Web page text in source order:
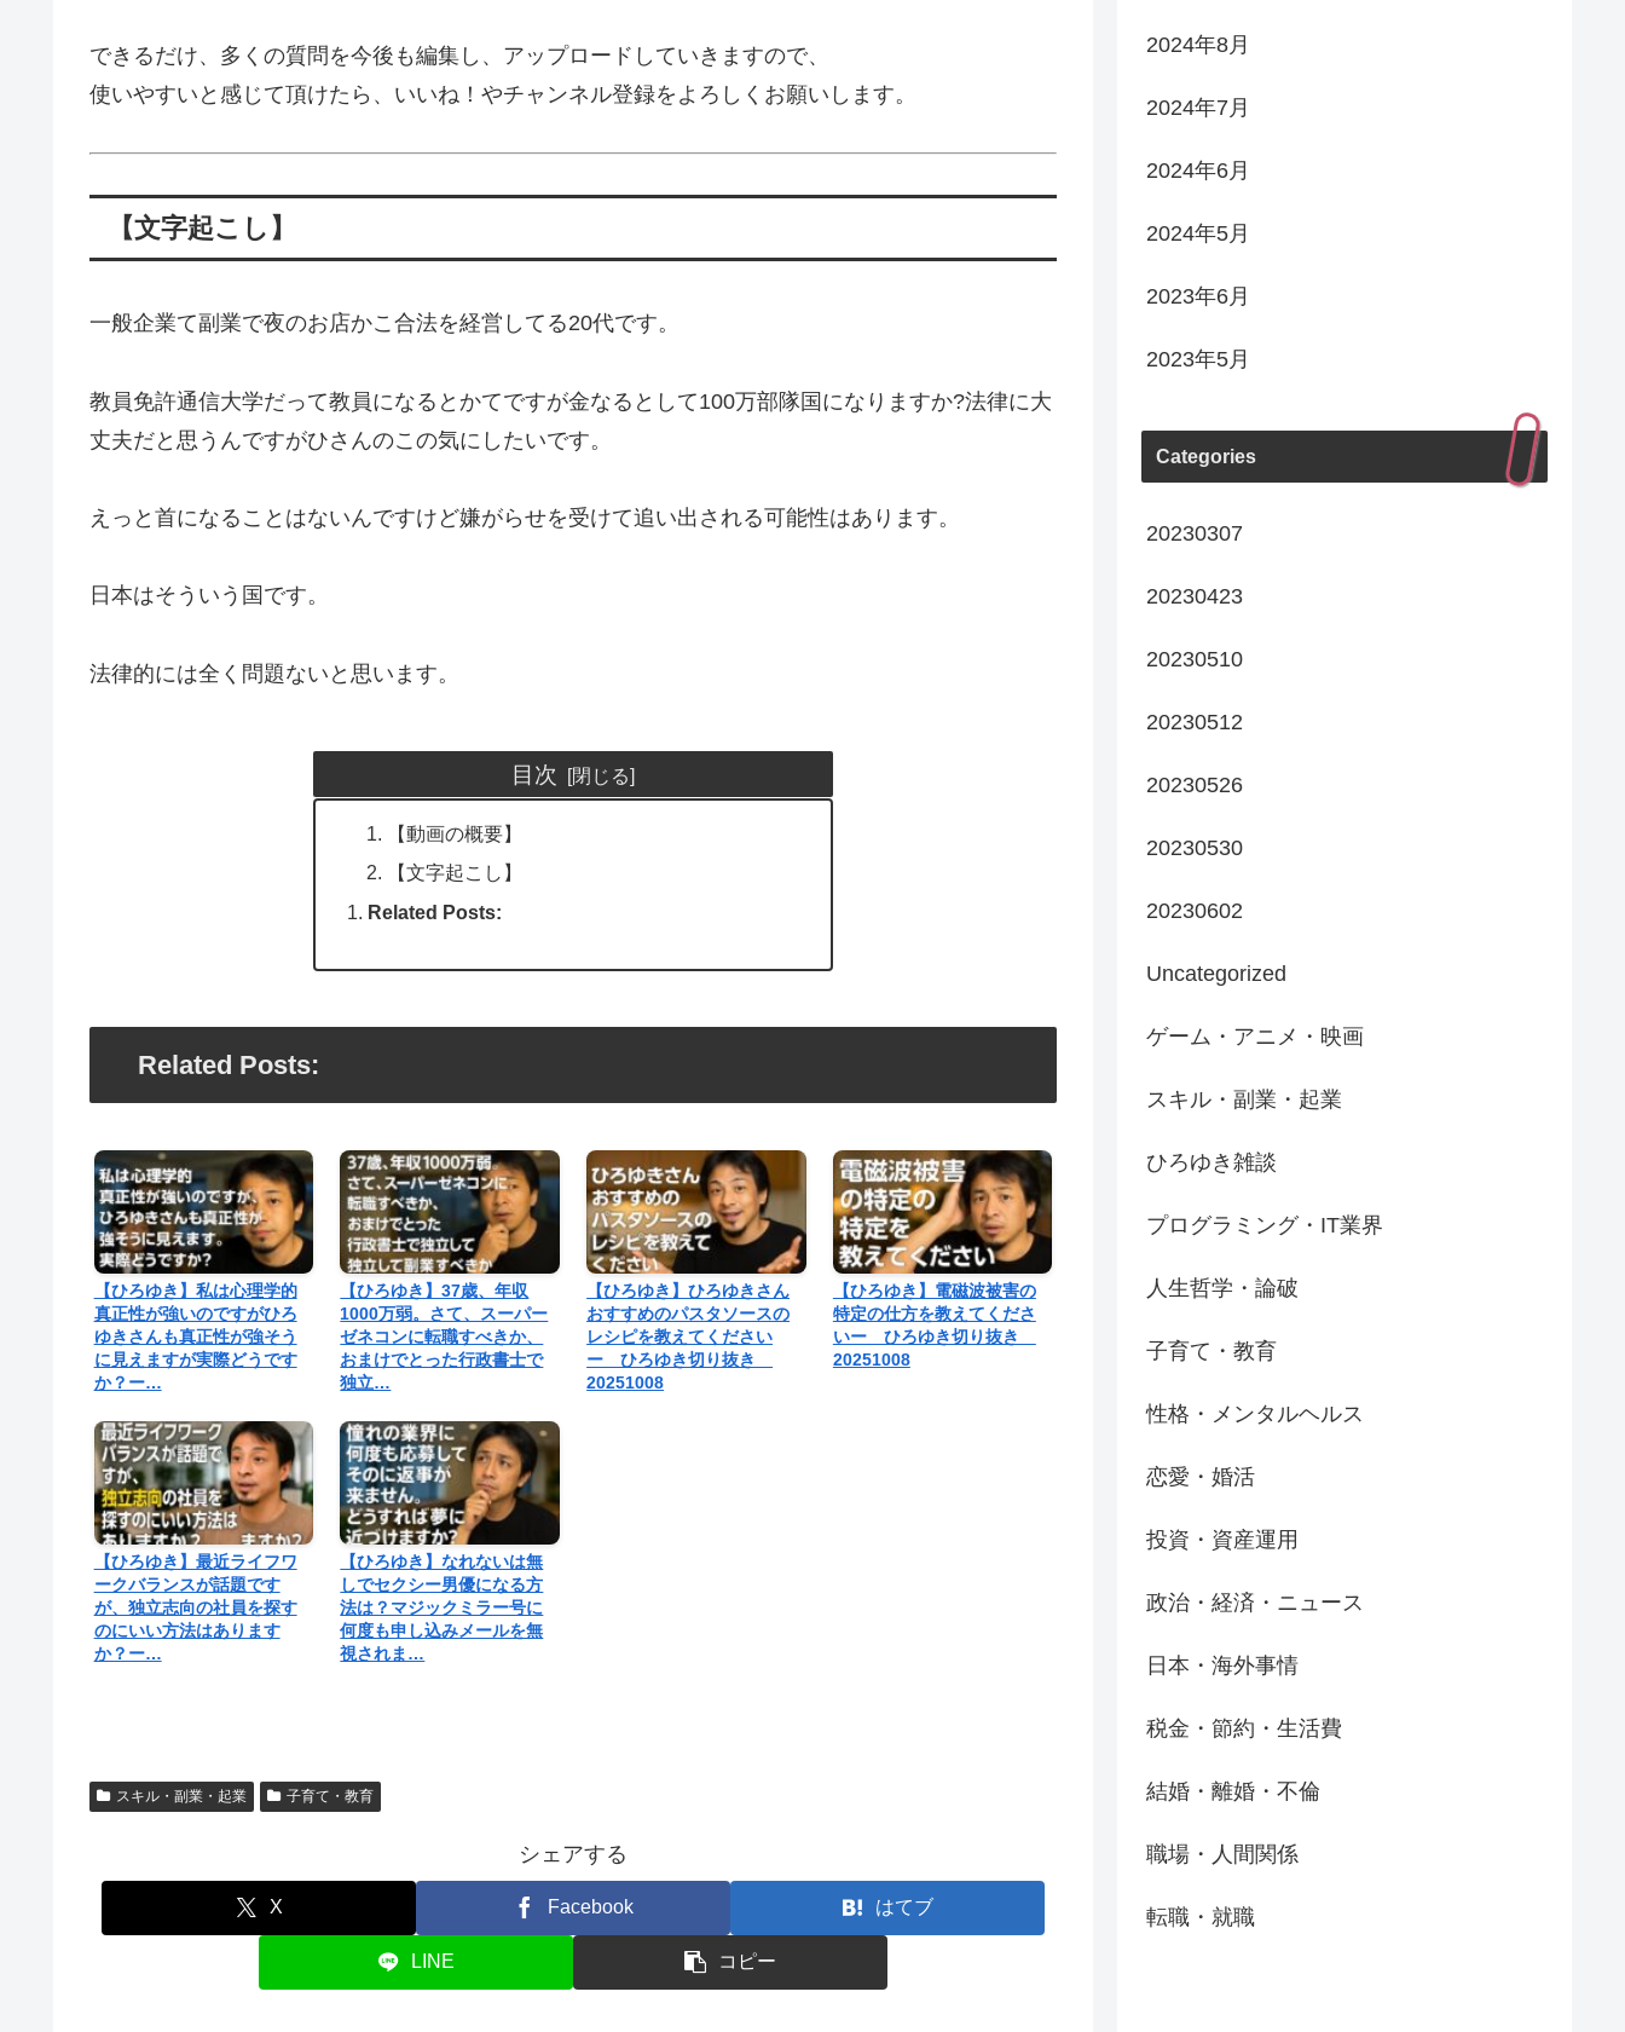
できるだけ、多くの質問を今後も編集し、アップロードしていきますので、
使いやすいと感じて頂けたら、いいね！やチャンネル登録をよろしくお願いします。
【文字起こし】
一般企業て副業で夜のお店かこ合法を経営してる20代です。
教員免許通信大学だって教員になるとかてですが金なるとして100万部隊国になりますか?法律に大
丈夫だと思うんですがひさんのこの気にしたいです。
えっと首になることはないんですけど嫌がらせを受けて追い出される可能性はあります。
日本はそういう国です。
法律的には全く問題ないと思います。
目次
【動画の概要】
【文字起こし】
Related Posts:
Related Posts:
【ひろゆき】私は心理学的
真正性が強いのですがひろ
ゆきさんも真正性が強そう
に見えますが実際どうです
か？ー…
【ひろゆき】37歳、年収
1000万弱。さて、スーパー
ゼネコンに転職すべきか、
おまけでとった行政書士で
独立…
【ひろゆき】ひろゆきさん
おすすめのパスタソースの
レシピを教えてください
ー ひろゆき切り抜き
20251008
【ひろゆき】電磁波被害の
特定の仕方を教えてくださ
いー ひろゆき切り抜き
20251008
【ひろゆき】最近ライフワ
ークバランスが話題です
が、独立志向の社員を探す
のにいい方法はあります
か？ー…
【ひろゆき】なれないは無
しでセクシー男優になる方
法は？マジックミラー号に
何度も申し込みメールを無
視されま…
スキル・副業・起業 子育て・教育
シェアする
X Facebook はてブ
LINE コピー
2024年8月
2024年7月
2024年6月
2024年5月
2023年6月
2023年5月
Categories
20230307
20230423
20230510
20230512
20230526
20230530
20230602
Uncategorized
ゲーム・アニメ・映画
スキル・副業・起業
ひろゆき雑談
プログラミング・IT業界
人生哲学・論破
子育て・教育
性格・メンタルヘルス
恋愛・婚活
投資・資産運用
政治・経済・ニュース
日本・海外事情
税金・節約・生活費
結婚・離婚・不倫
職場・人間関係
転職・就職